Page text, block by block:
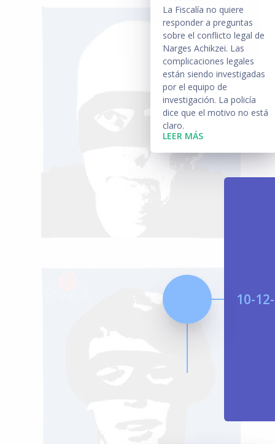
La Fiscalía no quiere
responder a preguntas
sobre el conflicto legal de
Narges Achikzei. Las
complicaciones legales
están siendo investigadas
por el equipo de
investigación. La policía
dice que el motivo no está
claro.
LEER MÁS
10-